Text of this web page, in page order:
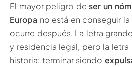
El mayor peligro deser un
Europa no está en conseguir
ocurre después. La letra
y residencia legal, pero la
historia: terminar siendo